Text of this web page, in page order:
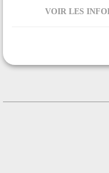
VOIR LES
CONTACT
Contacter